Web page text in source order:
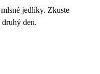
jedlíky. Zkuste
druhý den.